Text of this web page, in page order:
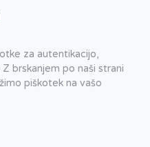
za autentikacijo,
brskanjem po naši strani
piškotek na vašo